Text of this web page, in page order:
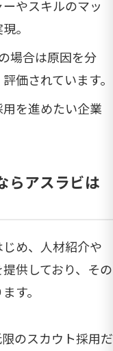
やスキルのマッ
。
場合は原因を分
価されています。
を進めたい企業
らアスラビは
め、人材紹介や
供しており、その
す。
のスカウト採用だ